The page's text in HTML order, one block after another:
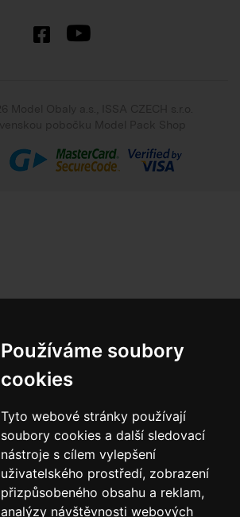
Používáme soubory
cookies
Tyto webové stránky používají
soubory cookies a další sledovací
nástroje s cílem vylepšení
uživatelského prostředí, zobrazení
přizpůsobeného obsahu a reklam,
analýzy návštěvnosti webových